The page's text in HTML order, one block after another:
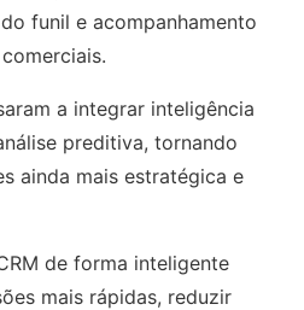
funil e acompanhamento
a integrar inteligência
preditiva, tornando
ainda mais estratégica e
de forma inteligente
mais rápidas, reduzir